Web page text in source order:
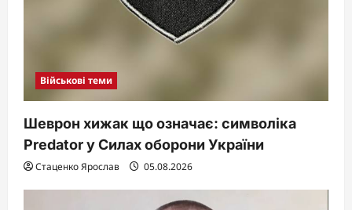
Військові теми
Шеврон хижак що означає: символіка
Predator у Силах оборони України
Стаценко Ярослав 05.08.2026